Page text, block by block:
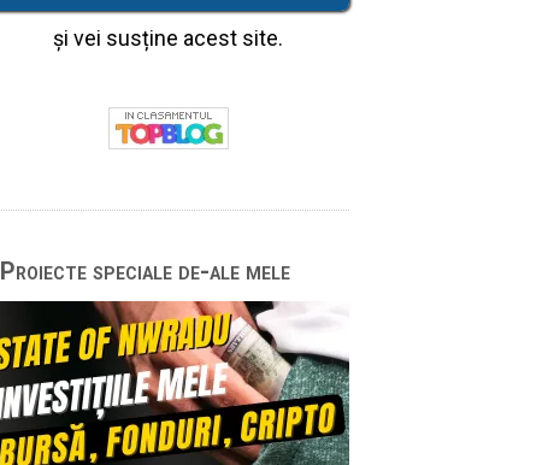
și vei susține acest site.
Proiecte speciale de-ale mele